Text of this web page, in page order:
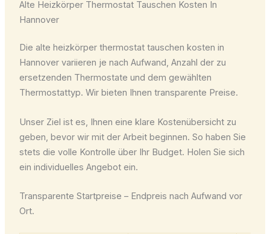
Alte Heizkörper Thermostat Tauschen Kosten In
Hannover
Die alte heizkörper thermostat tauschen kosten in
Hannover variieren je nach Aufwand, Anzahl der zu
ersetzenden Thermostate und dem gewählten
Thermostattyp. Wir bieten Ihnen transparente Preise.
Unser Ziel ist es, Ihnen eine klare Kostenübersicht zu
geben, bevor wir mit der Arbeit beginnen. So haben Sie
stets die volle Kontrolle über Ihr Budget. Holen Sie sich
ein individuelles Angebot ein.
Transparente Startpreise – Endpreis nach Aufwand vor
Ort.